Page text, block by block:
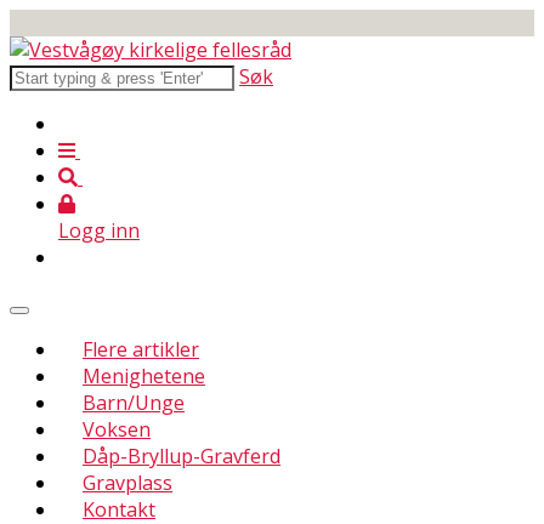
Søk
Logg inn
Flere artikler
Menighetene
Barn/Unge
Voksen
Dåp-Bryllup-Gravferd
Gravplass
Kontakt